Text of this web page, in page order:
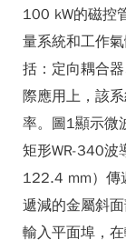
100 kW的磁控
量系統和工作
括：定向耦合
際應用上，該
率。圖1顯示微
矩形WR-340波
122.4 mm）傳
遞減的金屬斜
輸入平面埠，